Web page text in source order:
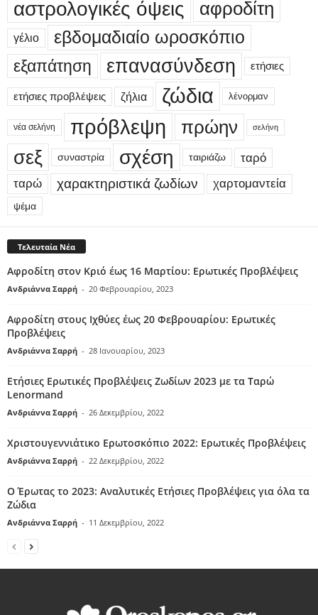
αστρολογικές όψεις
αφροδίτη
γέλιο εβδομαδιαίο ωροσκόπιο
εξαπάτηση επανασύνδεση ετήσιες
ετήσιες προβλέψεις ζήλια ζώδια λένορμαν
νέα σελήνη πρόβλεψη πρώην σελήνη
σεξ συναστρία σχέση ταιριάζω ταρό
ταρώ χαρακτηριστικά ζωδίων χαρτομαντεία
ψέμα
Τελευταία Νέα
Αφροδίτη στον Κριό έως 16 Μαρτίου: Ερωτικές Προβλέψεις
Ανδριάννα Σαρρή - 20 Φεβρουαρίου, 2023
Αφροδίτη στους Ιχθύες έως 20 Φεβρουαρίου: Ερωτικές
Προβλέψεις
Ανδριάννα Σαρρή - 28 Ιανουαρίου, 2023
Ετήσιες Ερωτικές Προβλέψεις Ζωδίων 2023 με τα Ταρώ
Lenormand
Ανδριάννα Σαρρή - 26 Δεκεμβρίου, 2022
Χριστουγεννιάτικο Ερωτοσκόπιο 2022: Ερωτικές Προβλέψεις
Ανδριάννα Σαρρή - 22 Δεκεμβρίου, 2022
Ο Έρωτας το 2023: Αναλυτικές Ετήσιες Προβλέψεις για όλα τα
Ζώδια
Ανδριάννα Σαρρή - 11 Δεκεμβρίου, 2022